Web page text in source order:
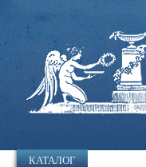
КАТАЛОГ